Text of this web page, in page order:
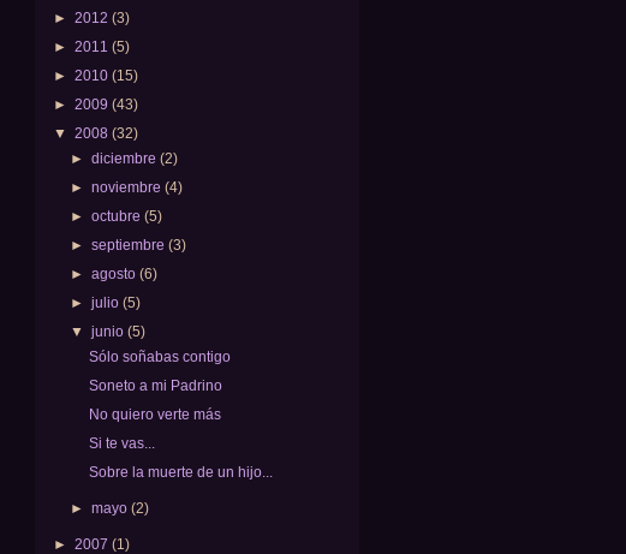
► 2012 (3)
► 2011 (5)
► 2010 (15)
► 2009 (43)
▼ 2008 (32)
►diciembre(2)
►noviembre(4)
►octubre(5)
►septiembre(3)
►agosto(6)
►julio(5)
▼junio(5)
Sólo soñabas contigo
Soneto a mi Padrino
No quiero verte más
Si te vas...
Sobre la muerte de un hijo...
►mayo(2)
► 2007 (1)